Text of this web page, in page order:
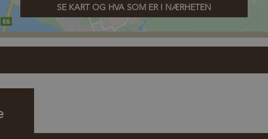
SE KART OG HVA SOM ER I NÆRHETEN